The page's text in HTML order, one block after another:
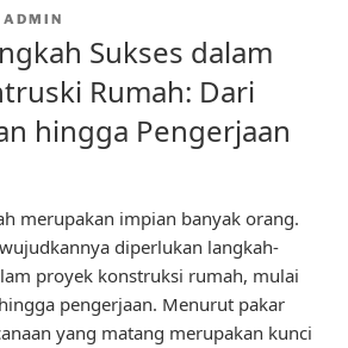
ADMIN
Sukses dalam
Rumah: Dari
hingga Pengerjaan
merupakan impian banyak orang.
diperlukan langkah-
proyek konstruksi rumah, mulai
pengerjaan. Menurut pakar
yang matang merupakan kunci